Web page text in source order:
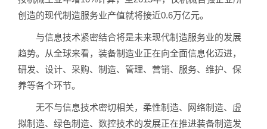
创造的现代制造服务业产值就将接近0.6万亿元。
与信息技术紧密结合将是未来现代制造服务业的发展
趋势。从全球来看，装备制造业正在向全面信息化迈进，
研发、设计、采购、制造、管理、营销、服务、维护、保
养等各个环节。
无不与信息技术密切相关，柔性制造、网络制造、虚
拟制造、绿色制造、数控技术的发展正在推进装备制造发